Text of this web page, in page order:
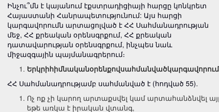
Ինչու՞մն է կայանում էքստրադիցիայի հարցը կոնկրետ
Հայաստանի Հանրապետությունում: Այս հարցի
կարգավորումն արտացոլված է ՀՀ Սահմանադրության
մեջ, ՀՀ քրեական օրենսգրքում, ՀՀ քրեական
դատավարության օրենսգրքում, ինչպես նաև
միջազգային պայմանագրերում։
Երկրիհիմնականօրենքովսահմանվածկարգավորում
ՀՀ Սահմանադրությամբ սահմանված է (հոդված 55).
Ոչ ոք չի կարող արտաքսվել կամ արտահանձնվել
եթե առկա է իրական վտանգ,